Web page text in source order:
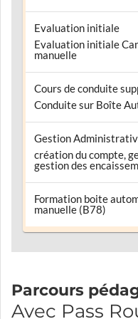
Evaluation initiale
Evaluation initiale
manuelle
Cours de conduite
Conduite sur Boîte
Gestion
création du compte,
gestion des
Formation boite
manuelle (B78)
Parcours
Avec Pass